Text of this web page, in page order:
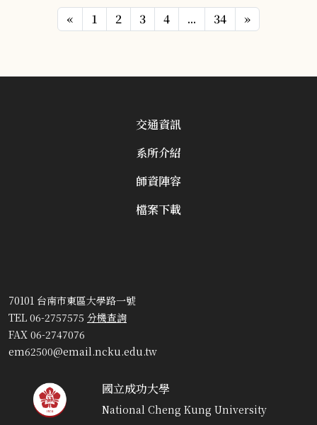
« 1 2 3 4 ... 34 »
交通資訊
系所介紹
師資陣容
檔案下載
70101 台南市東區大學路一號
TEL 06-2757575 分機查詢
FAX 06-2747076
em62500@email.ncku.edu.tw
國立成功大學
National Cheng Kung University